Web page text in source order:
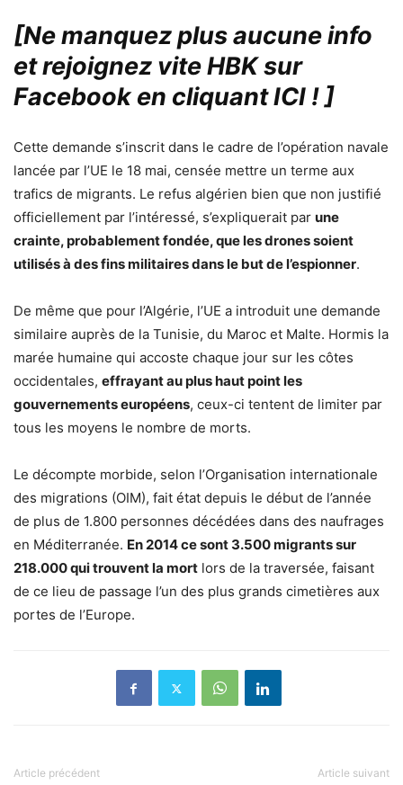
[Ne manquez plus aucune info
et rejoignez vite HBK sur
Facebook en cliquant ICI !]
Cette demande s’inscrit dans le cadre de l’opération navale
lancée par l’UE le 18 mai, censée mettre un terme aux
trafics de migrants. Le refus algérien bien que non justifié
officiellement par l’intéressé, s’expliquerait par une
crainte, probablement fondée, que les drones soient
utilisés à des fins militaires dans le but de l’espionner.
De même que pour l’Algérie, l’UE a introduit une demande
similaire auprès de la Tunisie, du Maroc et Malte. Hormis la
marée humaine qui accoste chaque jour sur les côtes
occidentales, effrayant au plus haut point les
gouvernements européens, ceux-ci tentent de limiter par
tous les moyens le nombre de morts.
Le décompte morbide, selon l’Organisation internationale
des migrations (OIM), fait état depuis le début de l’année
de plus de 1.800 personnes décédées dans des naufrages
en Méditerranée. En 2014 ce sont 3.500 migrants sur
218.000 qui trouvent la mort lors de la traversée, faisant
de ce lieu de passage l’un des plus grands cimetières aux
portes de l’Europe.
Article précédent Article suivant